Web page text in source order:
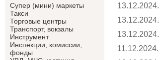
Супер (мини) маркеты
Такси
Торговые центры
Транспорт, вокзалы
Инструмент
Инспекции, комиссии,
фонды
13.12.2024.
13.12.2024.
13.12.2024.
11.12.2024.